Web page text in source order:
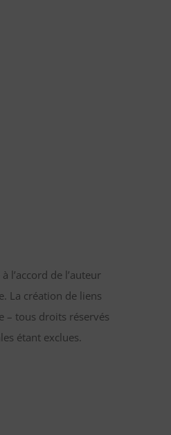
l’accord de l’auteur
La création de liens
– tous droits réservés
étant exclues.